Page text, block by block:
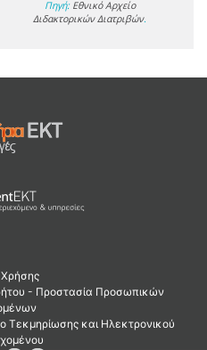
Πηγή: Εθνικό Αρχείο
Διδακτορικών Διατριβών.